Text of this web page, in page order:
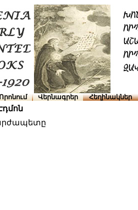
Վերնագրեր Հեղինակներ